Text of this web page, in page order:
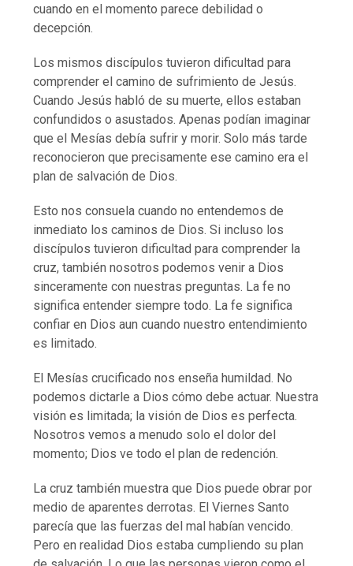
cuando en el momento parece debilidad o
decepción.
Los mismos discípulos tuvieron dificultad para
comprender el camino de sufrimiento de Jesús.
Cuando Jesús habló de su muerte, ellos estaban
confundidos o asustados. Apenas podían imaginar
que el Mesías debía sufrir y morir. Solo más tarde
reconocieron que precisamente ese camino era el
plan de salvación de Dios.
Esto nos consuela cuando no entendemos de
inmediato los caminos de Dios. Si incluso los
discípulos tuvieron dificultad para comprender la
cruz, también nosotros podemos venir a Dios
sinceramente con nuestras preguntas. La fe no
significa entender siempre todo. La fe significa
confiar en Dios aun cuando nuestro entendimiento
es limitado.
El Mesías crucificado nos enseña humildad. No
podemos dictarle a Dios cómo debe actuar. Nuestra
visión es limitada; la visión de Dios es perfecta.
Nosotros vemos a menudo solo el dolor del
momento; Dios ve todo el plan de redención.
La cruz también muestra que Dios puede obrar por
medio de aparentes derrotas. El Viernes Santo
parecía que las fuerzas del mal habían vencido.
Pero en realidad Dios estaba cumpliendo su plan